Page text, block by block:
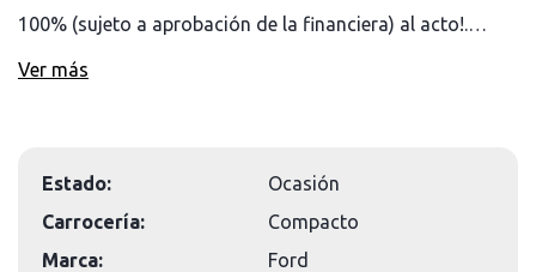
100% (sujeto a aprobación de la financiera) al acto!.…
Ver más
Estado:
Ocasión
Carrocería:
Compacto
Marca:
Ford